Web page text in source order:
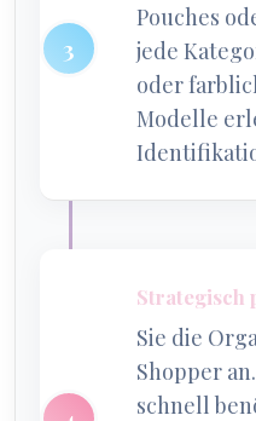
Pouches
jede
oder
Modelle
Strategisch
Sie die
Shopper
schnell